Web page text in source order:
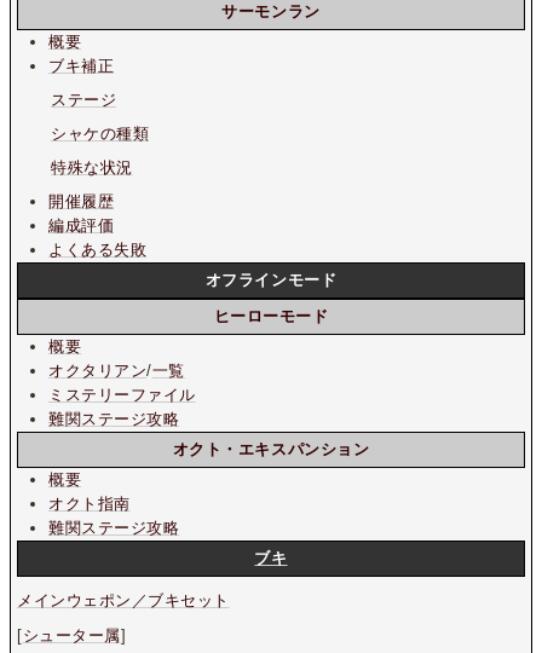
サーモンラン
概要
ブキ補正
ステージ
シャケの種類
特殊な状況
開催履歴
編成評価
よくある失敗
オフラインモード
ヒーローモード
概要
オクタリアン/一覧
ミステリーファイル
難関ステージ攻略
オクト・エキスパンション
概要
オクト指南
難関ステージ攻略
ブキ
メインウェポン／ブキセット
[シューター属]